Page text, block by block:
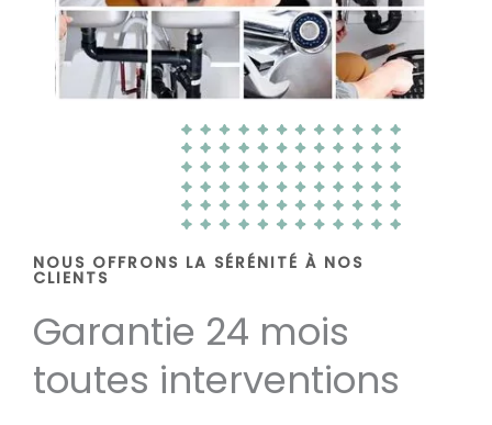
NOUS OFFRONS LA SÉRÉNITÉ À NOS
CLIENTS
Garantie 24 mois
toutes interventions